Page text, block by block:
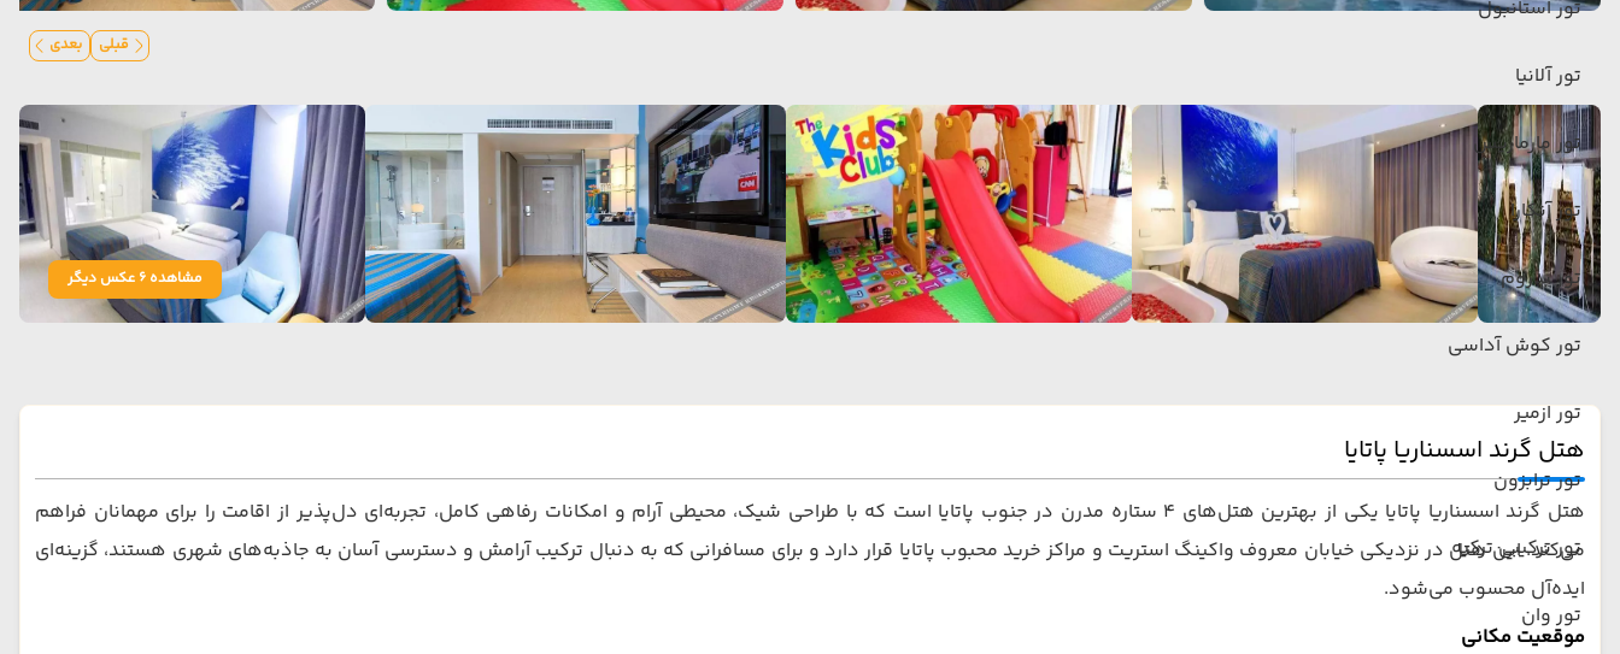
تور استانبول
تور آلانیا
تور مارماریس
تور آنکارا
تور بدروم
تور کوش آداسی
تور ازمیر
تور ترابزون
تور ترکیبی ترکیه
تور وان
قبلی بعدی
مشاهده 6 عکس دیگر
هتل گرند اسسناریا پاتایا
هتل گرند اسسناریا پاتایا یکی از بهترین هتل‌های ۴ ستاره مدرن در جنوب پاتایا است که با طراحی شیک، محیطی آرام و امکانات رفاهی کامل، تجربه‌ای دل‌پذیر از اقامت را برای مهمانان فراهم
می‌کند. این هتل در نزدیکی خیابان معروف واکینگ استریت و مراکز خرید محبوب پاتایا قرار دارد و برای مسافرانی که به دنبال ترکیب آرامش و دسترسی آسان به جاذبه‌های شهری هستند، گزینه‌ای
ایده‌آل محسوب می‌شود.
موقعیت مکانی